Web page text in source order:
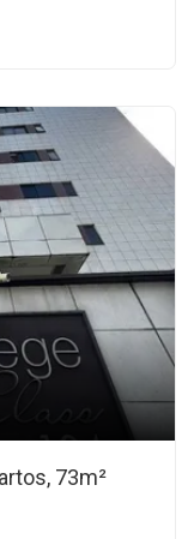
73m²